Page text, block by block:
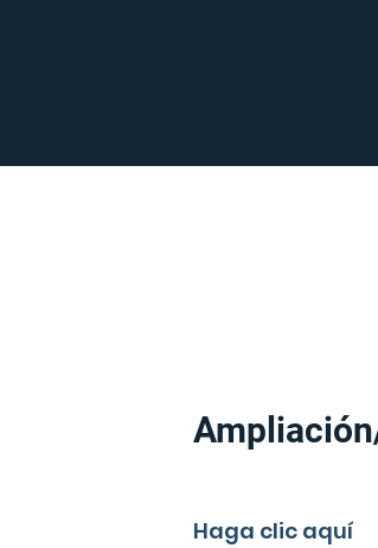
Haga clic aquí